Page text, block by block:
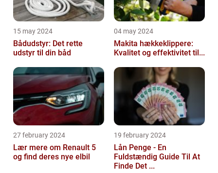
15 may 2024
Bådudstyr: Det rette
udstyr til din båd
04 may 2024
Makita hækkeklippere:
Kvalitet og effektivitet til...
27 february 2024
Lær mere om Renault 5
og find deres nye elbil
19 february 2024
Lån Penge - En
Fuldstændig Guide Til At
Finde Det ...